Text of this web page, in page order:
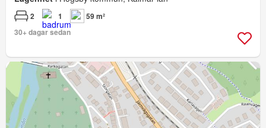
2 1
59 m²
30+ dagar sedan